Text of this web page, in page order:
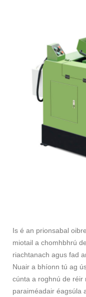
Is é an prionsabal
miotail a chomhbhrú
riachtanach agus fad
Nuair a bhíonn tú ag
cúnta a roghnú de réir
paraiméadair éagsúla